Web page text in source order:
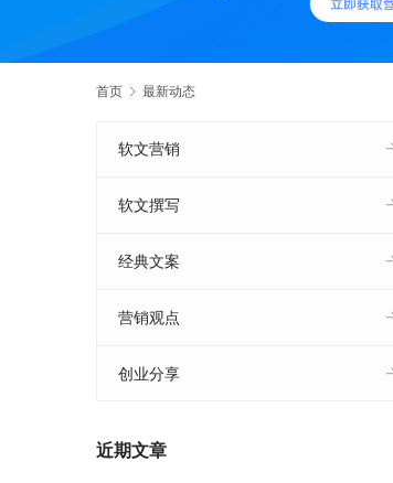
首页 最新动态
软文营销
软文撰写
经典文案
营销观点
创业分享
近期文章